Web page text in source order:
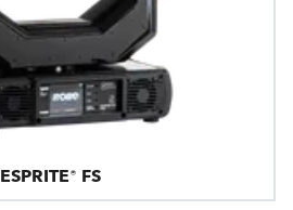
ESPRITE® FS